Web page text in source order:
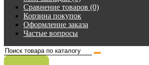
Сравнение товаров (0)
Корзина покупок
Оформление заказа
Частые вопросы